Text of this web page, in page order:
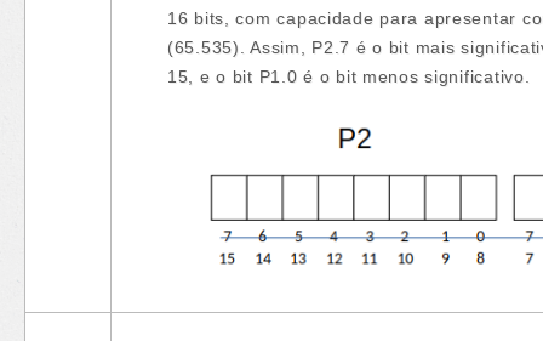
16 bits, com capacidade para apresentar
(65.535). Assim, P2.7 é o bit mais
15, e o bit P1.0 é o bit menos significativo.